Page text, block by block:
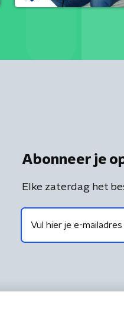
Abonneer je
Elke zaterdag het